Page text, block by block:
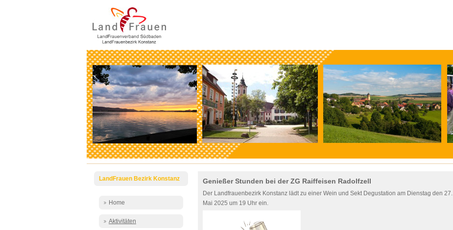
LandFrauen Bezirk Konstanz
Home
Aktivitäten
Genießer Stunden bei der ZG Raiffeisen Radolfzell
Der Landfrauenbezirk Konstanz lädt zu einer Wein und Sekt Degustation am Dienstag den 27.
Mai 2025 um 19 Uhr ein.